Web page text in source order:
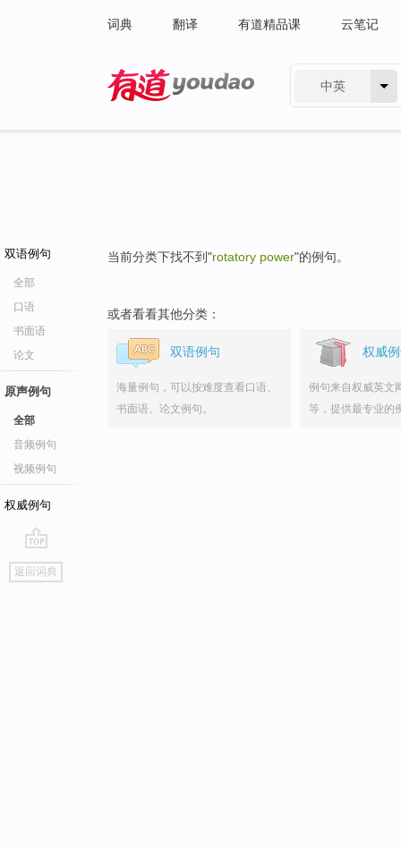
词典 翻译 有道精品课 云笔记
中英
双语例句
全部
口语
书面语
论文
原声例句
全部
音频例句
视频例句
权威例句
go
top
返回词典
当前分类下找不到"rotatory power"的例句。
或者看看其他分类：
双语例句
海量例句，可以按难度查看口语、
书面语、论文例句。
权威
例句来自权威英文
等，提供最专业的